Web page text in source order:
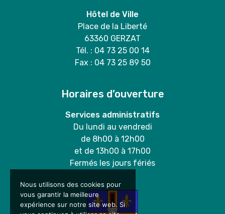
Hôtel de Ville
Place de la Liberté
63360 GERZAT
Tél. : 04 73 25 00 14
Fax : 04 73 25 89 50
Horaires d’ouverture
Services administratifs
Du lundi au vendredi
de 8h00 à 12h00
et de 13h00 à 17h00
Fermés les jours fériés
Nous utilisons des cookies pour
vous garantir la meilleure
expérience sur notre site web. Si